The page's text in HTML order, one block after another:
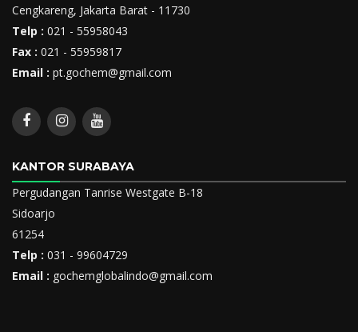
Cengkareng, Jakarta Barat - 11730
Telp : 021 - 55958043
Fax : 021 - 55959817
Email : pt.gochem@gmail.com
KANTOR SURABAYA
Pergudangan Tanrise Westgate B-18
Sidoarjo
61254
Telp : 031 - 99604729
Email : gochemglobalindo@gmail.com